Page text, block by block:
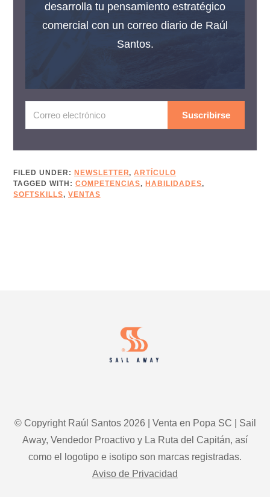
desarrolla tu pensamiento estratégico
comercial con un correo diario de Raúl
Santos.
Suscribirse
FILED UNDER: NEWSLETTER,ARTÍCULO
TAGGED WITH: COMPETENCIAS, HABILIDADES,
SOFTSKILLS, VENTAS
© Copyright Raúl Santos 2026 | Venta en Popa SC | Sail
Away, Vendedor Proactivo y La Ruta del Capitán, así
como el logotipo e isotipo son marcas registradas.
Aviso de Privacidad